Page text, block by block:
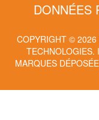
DONNÉES
COPYRIGHT © 2026
TECHNOLOGIES.
MARQUES